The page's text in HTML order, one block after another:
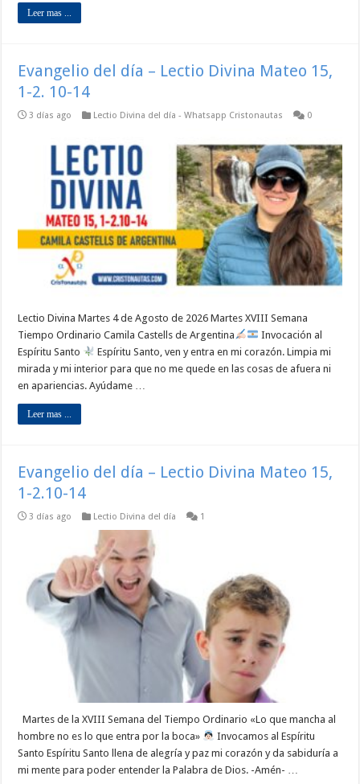
Leer mas ...
Evangelio del día – Lectio Divina Mateo 15,
1-2. 10-14
3 días ago Lectio Divina del día - Whatsapp Cristonautas 0
Lectio Divina Martes 4 de Agosto de 2026 Martes XVIII Semana
Tiempo Ordinario Camila Castells de Argentina
Invocación al
Espíritu Santo
Espíritu Santo, ven y entra en mi corazón. Limpia mi
mirada y mi interior para que no me quede en las cosas de afuera ni
en apariencias. Ayúdame …
Leer mas ...
Evangelio del día – Lectio Divina Mateo 15,
1-2.10-14
3 días ago Lectio Divina del día 1
Martes de la XVIII Semana del Tiempo Ordinario «Lo que mancha al
hombre no es lo que entra por la boca»
Invocamos al Espíritu
Santo Espíritu Santo llena de alegría y paz mi corazón y da sabiduría a
mi mente para poder entender la Palabra de Dios. -Amén- …